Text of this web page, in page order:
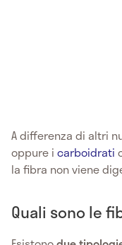
A differenza di altri
oppure i carboidrati
la fibra non viene
Quali sono le